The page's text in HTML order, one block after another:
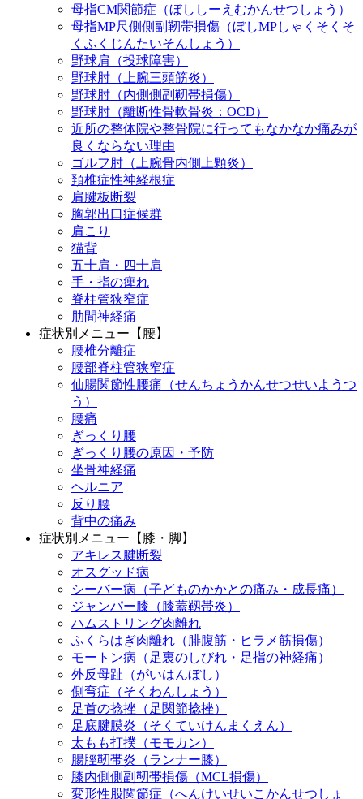
母指CM関節症（ぼししーえむかんせつしょう）
母指MP尺側側副靭帯損傷（ぼしMPしゃくそくそ
くふくじんたいそんしょう）
野球肩（投球障害）
野球肘（上腕三頭筋炎）
野球肘（内側側副靭帯損傷）
野球肘（離断性骨軟骨炎：OCD）
近所の整体院や整骨院に行ってもなかなか痛みが
良くならない理由
ゴルフ肘（上腕骨内側上顆炎）
頚椎症性神経根症
肩腱板断裂
胸郭出口症候群
肩こり
猫背
五十肩・四十肩
手・指の痺れ
脊柱管狭窄症
肋間神経痛
症状別メニュー【腰】
腰椎分離症
腰部脊柱管狭窄症
仙腸関節性腰痛（せんちょうかんせつせいようつ
う）
腰痛
ぎっくり腰
ぎっくり腰の原因・予防
坐骨神経痛
ヘルニア
反り腰
背中の痛み
症状別メニュー【膝・脚】
アキレス腱断裂
オスグッド病
シーバー病（子どものかかとの痛み・成長痛）
ジャンパー膝（膝蓋靱帯炎）
ハムストリング肉離れ
ふくらはぎ肉離れ（腓腹筋・ヒラメ筋損傷）
モートン病（足裏のしびれ・足指の神経痛）
外反母趾（がいはんぼし）
側弯症（そくわんしょう）
足首の捻挫（足関節捻挫）
足底腱膜炎（そくていけんまくえん）
太もも打撲（モモカン）
腸脛靭帯炎（ランナー膝）
膝内側側副靭帯損傷（MCL損傷）
変形性股関節症（へんけいせいこかんせつしょ